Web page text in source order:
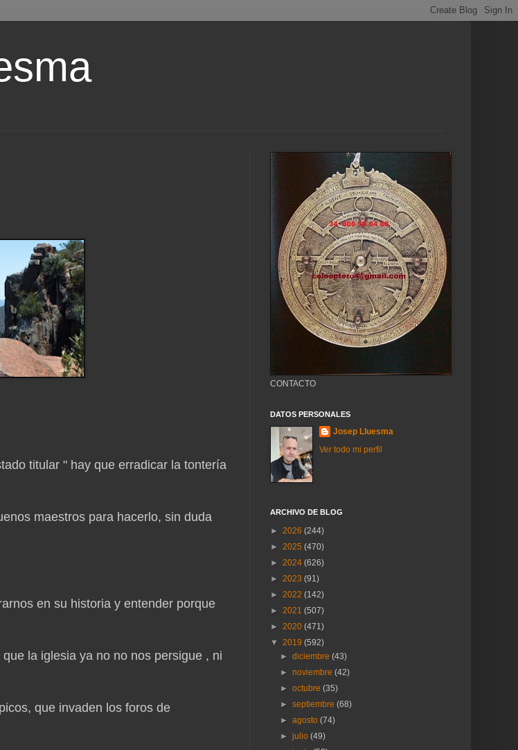
titular " hay que erradicar la tontería
maestros para hacerlo, sin duda
en su historia y entender porque
la iglesia ya no no nos persigue , ni
que invaden los foros de
CONTACTO
DATOS PERSONALES
Josep Lluesma
Ver todo mi perfil
ARCHIVO DE BLOG
► 2026 (244)
► 2025 (470)
► 2024 (626)
► 2023 (91)
► 2022 (142)
► 2021 (507)
► 2020 (471)
▼ 2019 (592)
►diciembre(43)
►noviembre(42)
►octubre(35)
►septiembre(68)
►agosto(74)
►julio(49)